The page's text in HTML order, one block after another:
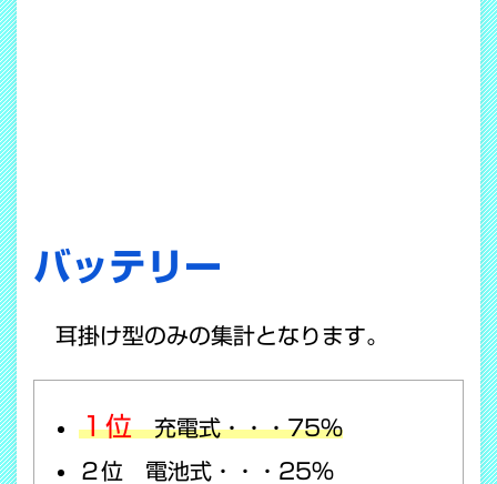
バッテリー
耳掛け型のみの集計となります。
１位充電式・・・75％
２位 電池式・・・25％